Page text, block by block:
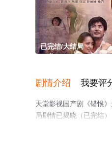
已完结/大结局
剧情介绍 我要评
天堂影视国产剧《错恨
局剧情已揭晓（已完结